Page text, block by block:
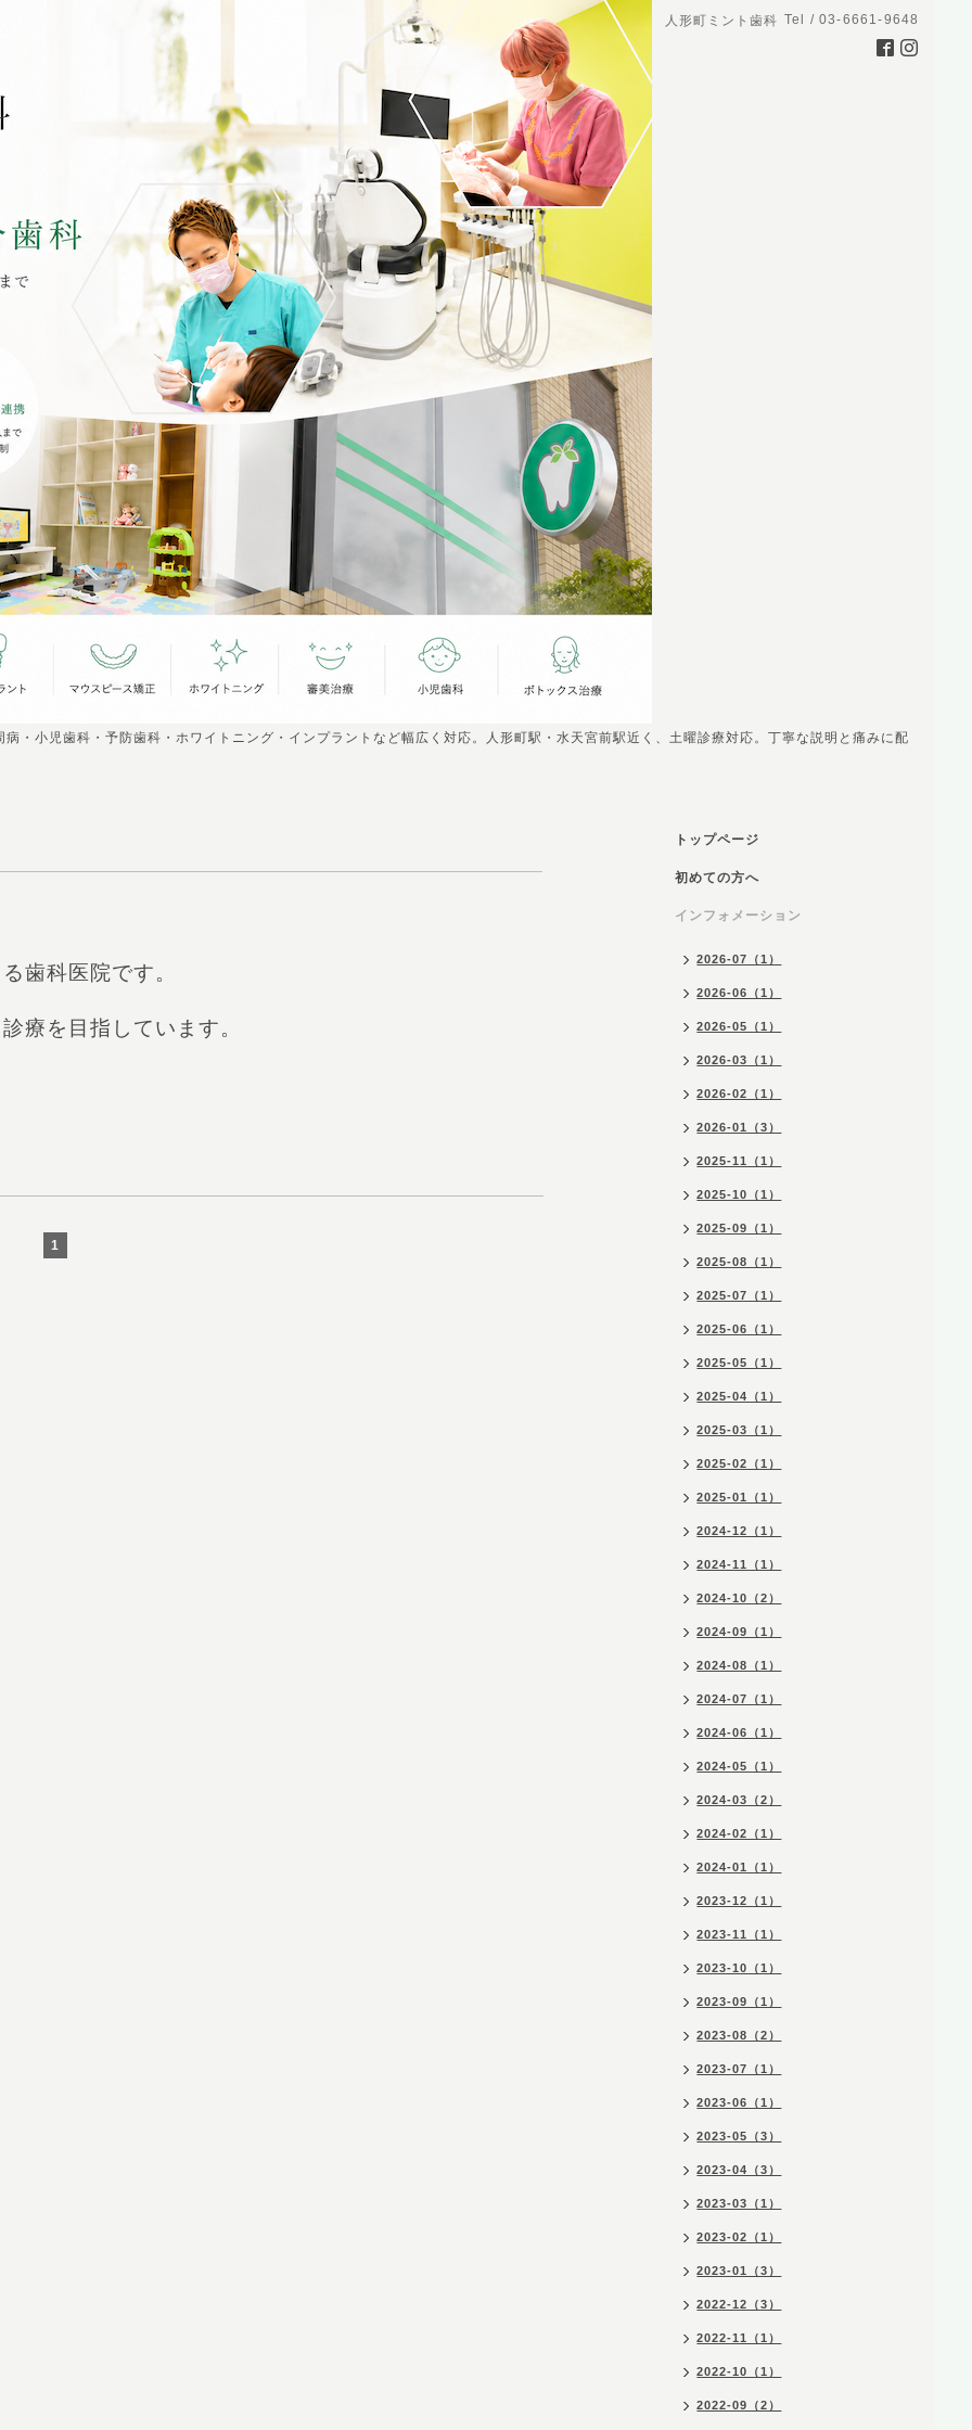
人形町ミント歯科 Tel / 03-6661-9648
・小児歯科・予防歯科・ホワイトニング・インプラントなど幅広く対応。人形町駅・水天宮前駅近く、土曜診療対応。丁寧な説明と痛みに配
歯科医院です。
療を目指しています。
1
トップページ
初めての方へ
インフォメーション
2026-07（1）
2026-06（1）
2026-05（1）
2026-03（1）
2026-02（1）
2026-01（3）
2025-11（1）
2025-10（1）
2025-09（1）
2025-08（1）
2025-07（1）
2025-06（1）
2025-05（1）
2025-04（1）
2025-03（1）
2025-02（1）
2025-01（1）
2024-12（1）
2024-11（1）
2024-10（2）
2024-09（1）
2024-08（1）
2024-07（1）
2024-06（1）
2024-05（1）
2024-03（2）
2024-02（1）
2024-01（1）
2023-12（1）
2023-11（1）
2023-10（1）
2023-09（1）
2023-08（2）
2023-07（1）
2023-06（1）
2023-05（3）
2023-04（3）
2023-03（1）
2023-02（1）
2023-01（3）
2022-12（3）
2022-11（1）
2022-10（1）
2022-09（2）